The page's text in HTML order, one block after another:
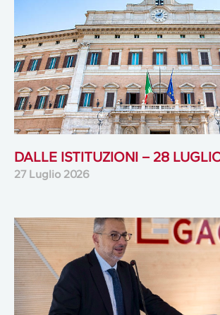
DALLE ISTITUZIONI – 28
27 Luglio 2026